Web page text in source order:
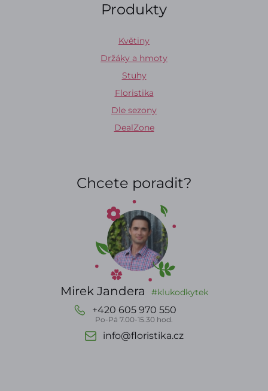
Produkty
Květiny
Držáky a hmoty
Stuhy
Floristika
Dle sezony
DealZone
Chcete poradit?
Mirek Jandera #klukodkytek
+420 605 970 550
Po-Pá 7.00-15.30 hod.
info@floristika.cz